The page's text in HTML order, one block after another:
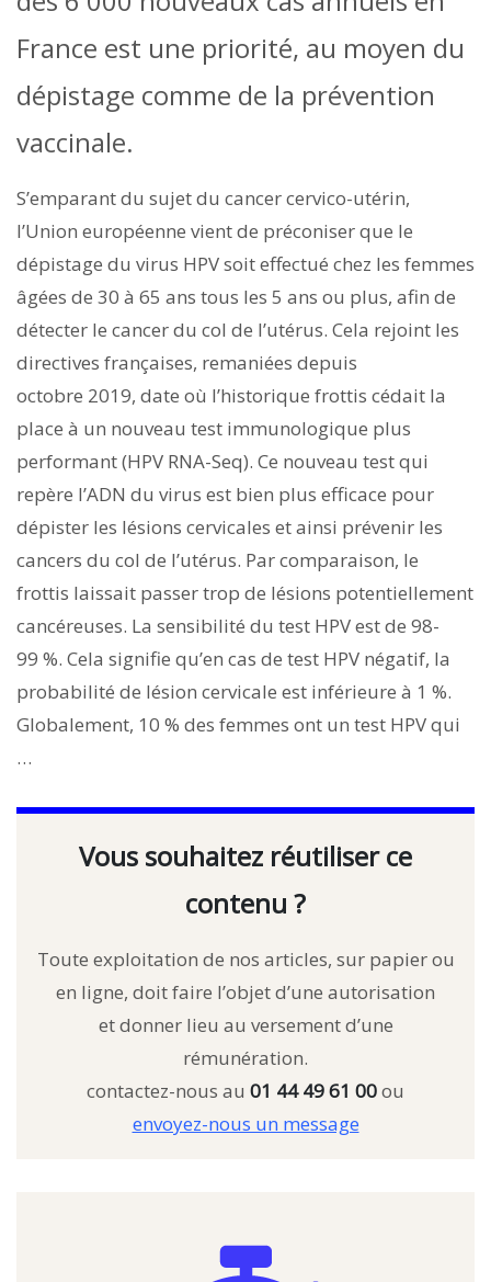
France est une priorité, au moyen du
dépistage comme de la prévention
vaccinale.
S’emparant du sujet du cancer cervico-utérin,
l’Union européenne vient de préconiser que le
dépistage du virus HPV soit effectué chez les femmes
âgées de 30 à 65 ans tous les 5 ans ou plus, afin de
détecter le cancer du col de l’utérus. Cela rejoint les
directives françaises, remaniées depuis
octobre 2019, date où l’historique frottis cédait la
place à un nouveau test immunologique plus
performant (HPV RNA-Seq). Ce nouveau test qui
repère l’ADN du virus est bien plus efficace pour
dépister les lésions cervicales et ainsi prévenir les
cancers du col de l’utérus. Par comparaison, le
frottis laissait passer trop de lésions potentiellement
cancéreuses. La sensibilité du test HPV est de 98-
99 %. Cela signifie qu’en cas de test HPV négatif, la
probabilité de lésion cervicale est inférieure à 1 %.
Globalement, 10 % des femmes ont un test HPV qui
…
Vous souhaitez réutiliser ce
contenu ?
Toute exploitation de nos articles, sur papier ou
en ligne, doit faire l’objet d’une autorisation
et donner lieu au versement d’une
rémunération.
contactez-nous au 01 44 49 61 00ou
envoyez-nous un message